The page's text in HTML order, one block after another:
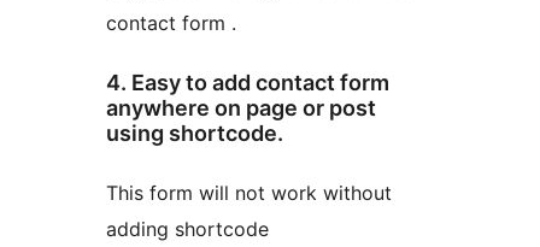
contact form .
4. Easy to add contact form
anywhere on page or post
using shortcode.
This form will not work without
adding shortcode